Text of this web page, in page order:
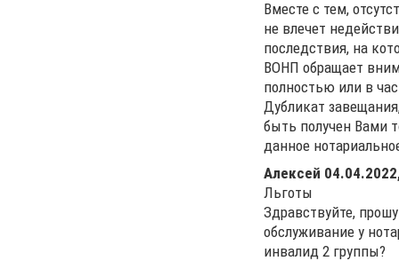
Вместе с тем,
не влечет
последствия, на
ВОНП обращает
полностью или в
Дубликат
быть получен Вами
данное
Алексей
Льготы
Здравствуйте,
обслуживание у
инвалид 2 группы?